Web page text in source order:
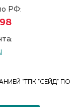
РФ:
"ТПК "СЕЙД" ПО